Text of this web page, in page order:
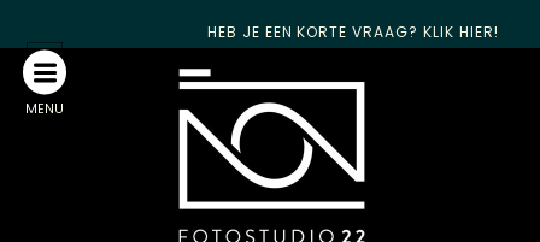
MENU
HEB JE EEN KORTE VRAAG? KLIK HIER!